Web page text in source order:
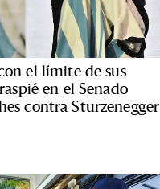
el límite de sus
en el Senado
contra Sturzenegger